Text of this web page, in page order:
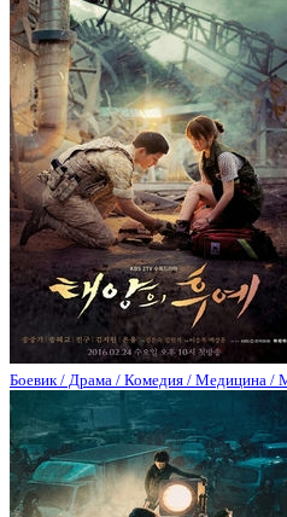
Боевик / Драма / Комедия / Медицина /